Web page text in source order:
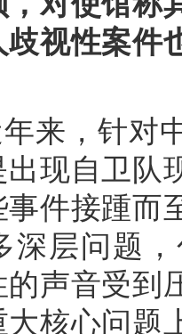
视性案件
来，针对
出现自卫队
件接踵而
深层问题
声音受到
大核心问题